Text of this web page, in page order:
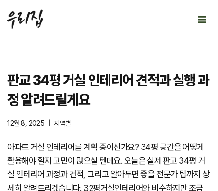
판교 34평 거실 인테리어 견적과 실행 과
정 알려드릴게요
12월 8, 2025 지역별
아파트 거실 인테리어를 계획 중이신가요? 34평 공간을 어떻게
활용해야 할지 고민이 많으실 텐데요. 오늘은 실제 판교 34평 거
실 인테리어 과정과 견적, 그리고 알아두면 좋을 전문가 팁까지 상
세히 알려드리겠습니다. 32평거실인테리어와 비슷하지만 조금